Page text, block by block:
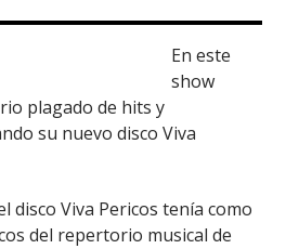
En este
show
plagado de hits y
su nuevo disco Viva
disco Viva Pericos tenía como
del repertorio musical de